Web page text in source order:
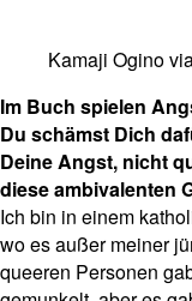
Kamaji Ogino
Im Buch spielen
Du schämst Dich
Deine Angst, nicht
diese ambivalenten
Ich bin in einem
wo es außer meiner
queeren Personen